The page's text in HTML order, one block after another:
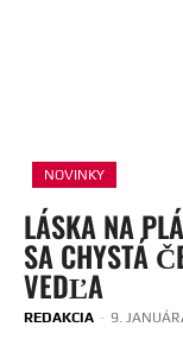
NOVINKY
LÁSKA NA
SA CHYSTÁ
VEDĽA
REDAKCIA - 9.